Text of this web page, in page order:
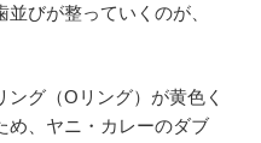
びが整っていくのが、
グ（Oリング）が黄色く
め、ヤニ・カレーのダブ